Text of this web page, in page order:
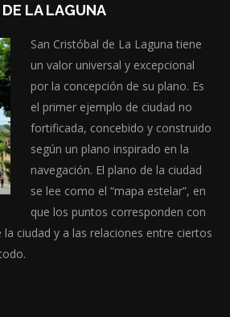
LA LAGUNA
San Cristóbal de La Laguna tiene
un valor universal y excepcional
por la concepción de su plano. Es
el primer ejemplo de ciudad no
fortificada, concebido y construido
según un plano inspirado en la
navegación. El plano de la ciudad
se lee como el “mapa estelar”, en
que los puntos corresponden con
ciudad y a las relaciones entre ciertos